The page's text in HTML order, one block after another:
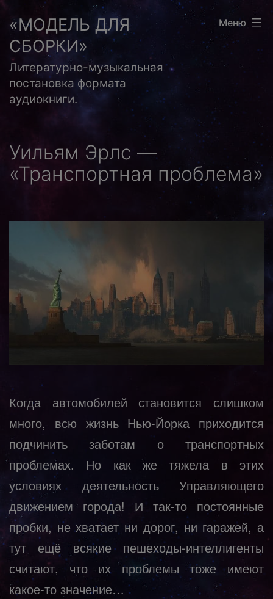
Перейти
содержимому
«МОДЕЛЬ ДЛЯ
СБОРКИ»
Литературно-музыкальная
постановка формата
аудиокниги.
Меню
Уильям Эрлс —
«Транспортная проблема»
Когда автомобилей становится слишком
много, всю жизнь Нью-Йорка приходится
подчинить заботам о транспортных
проблемах. Но как же тяжела в этих
условиях деятельность Управляющего
движением города! И так-то постоянные
пробки, не хватает ни дорог, ни гаражей, а
тут ещё всякие пешеходы-интеллигенты
считают, что их проблемы тоже имеют
какое-то значение…